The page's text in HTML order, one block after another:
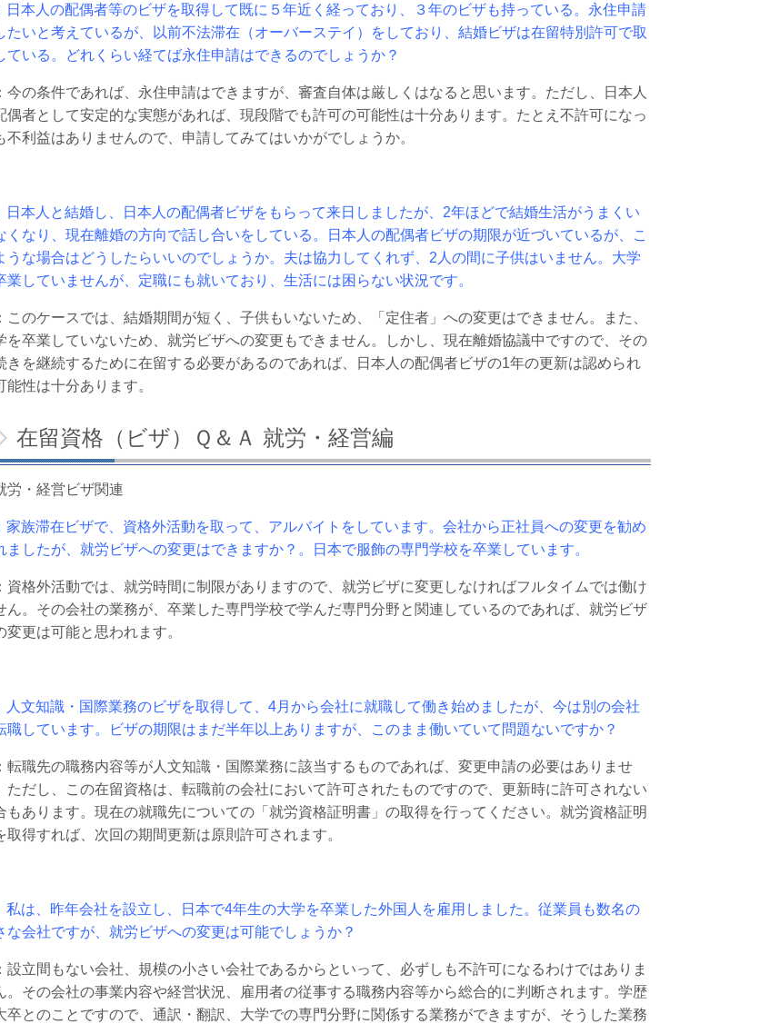
日本人の配偶者等のビザを取得して既に５年近く経っており、３年のビザも持っている。永住申請
たいと考えているが、以前不法滞在（オーバーステイ）をしており、結婚ビザは在留特別許可で取
ている。どれくらい経てば永住申請はできるのでしょうか？
今の条件であれば、永住申請はできますが、審査自体は厳しくはなると思います。ただし、日本人
偶者として安定的な実態があれば、現段階でも許可の可能性は十分あります。たとえ不許可になっ
不利益はありませんので、申請してみてはいかがでしょうか。
日本人と結婚し、日本人の配偶者ビザをもらって来日しましたが、2年ほどで結婚生活がうまくい
くなり、現在離婚の方向で話し合いをしている。日本人の配偶者ビザの期限が近づいているが、こ
うな場合はどうしたらいいのでしょうか。夫は協力してくれず、2人の間に子供はいません。大学
業していませんが、定職にも就いており、生活には困らない状況です。
このケースでは、結婚期間が短く、子供もいないため、「定住者」への変更はできません。また、
を卒業していないため、就労ビザへの変更もできません。しかし、現在離婚協議中ですので、その
きを継続するために在留する必要があるのであれば、日本人の配偶者ビザの1年の更新は認められ
能性は十分あります。
在留資格（ビザ）Ｑ＆Ａ 就労・経営編
・経営ビザ関連
家族滞在ビザで、資格外活動を取って、アルバイトをしています。会社から正社員への変更を勧め
ましたが、就労ビザへの変更はできますか？。日本で服飾の専門学校を卒業しています。
資格外活動では、就労時間に制限がありますので、就労ビザに変更しなければフルタイムでは働け
ん。その会社の業務が、卒業した専門学校で学んだ専門分野と関連しているのであれば、就労ビザ
変更は可能と思われます。
人文知識・国際業務のビザを取得して、4月から会社に就職して働き始めましたが、今は別の会社
職しています。ビザの期限はまだ半年以上ありますが、このまま働いていて問題ないですか？
転職先の職務内容等が人文知識・国際業務に該当するものであれば、変更申請の必要はありませ
ただし、この在留資格は、転職前の会社において許可されたものですので、更新時に許可されない
もあります。現在の就職先についての「就労資格証明書」の取得を行ってください。就労資格証明
取得すれば、次回の期間更新は原則許可されます。
私は、昨年会社を設立し、日本で4年生の大学を卒業した外国人を雇用しました。従業員も数名の
な会社ですが、就労ビザへの変更は可能でしょうか？
設立間もない会社、規模の小さい会社であるからといって、必ずしも不許可になるわけではありま
。その会社の事業内容や経営状況、雇用者の従事する職務内容等から総合的に判断されます。学歴
卒とのことですので、通訳・翻訳、大学での専門分野に関係する業務ができますが、そうした業務